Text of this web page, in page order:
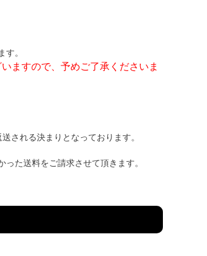
。
ますので、予めご了承くださいま
される決まりとなっております。
た送料をご請求させて頂きます。